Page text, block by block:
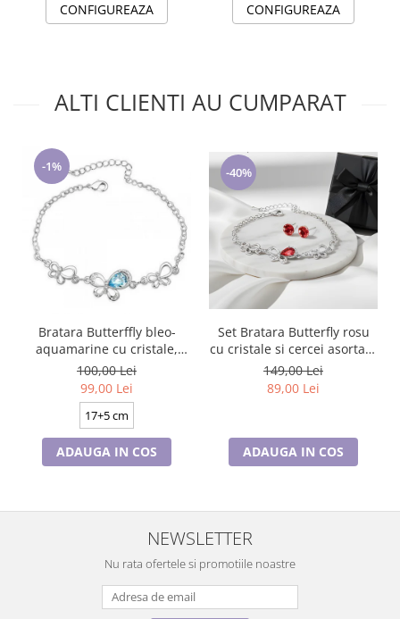
CONFIGUREAZA CONFIGUREAZA
ALTI CLIENTI AU CUMPARAT
-1%
Bratara Butterffly bleo-
aquamarine cu cristale,
placata cu aur 18K
100,00 Lei
99,00 Lei
17+5 cm
ADAUGA IN COS
-40%
Set Bratara Butterfly rosu
cu cristale si cercei asortati,
placate cu aur 18K
149,00 Lei
89,00 Lei
ADAUGA IN COS
NEWSLETTER
Nu rata ofertele si promotiile noastre